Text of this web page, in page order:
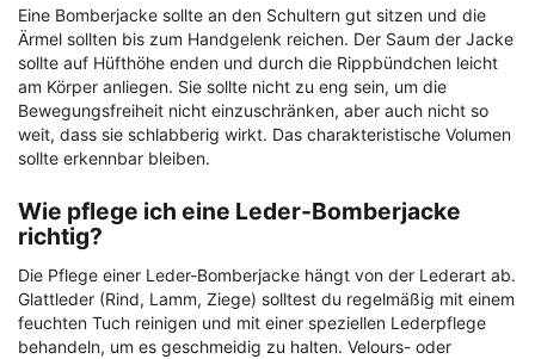
Eine Bomberjacke sollte an den Schultern gut sitzen und die
Ärmel sollten bis zum Handgelenk reichen. Der Saum der Jacke
sollte auf Hüfthöhe enden und durch die Rippbündchen leicht
am Körper anliegen. Sie sollte nicht zu eng sein, um die
Bewegungsfreiheit nicht einzuschränken, aber auch nicht so
weit, dass sie schlabberig wirkt. Das charakteristische Volumen
sollte erkennbar bleiben.
Wie pflege ich eine Leder-Bomberjacke
richtig?
Die Pflege einer Leder-Bomberjacke hängt von der Lederart ab.
Glattleder (Rind, Lamm, Ziege) solltest du regelmäßig mit einem
feuchten Tuch reinigen und mit einer speziellen Lederpflege
behandeln, um es geschmeidig zu halten. Velours- oder